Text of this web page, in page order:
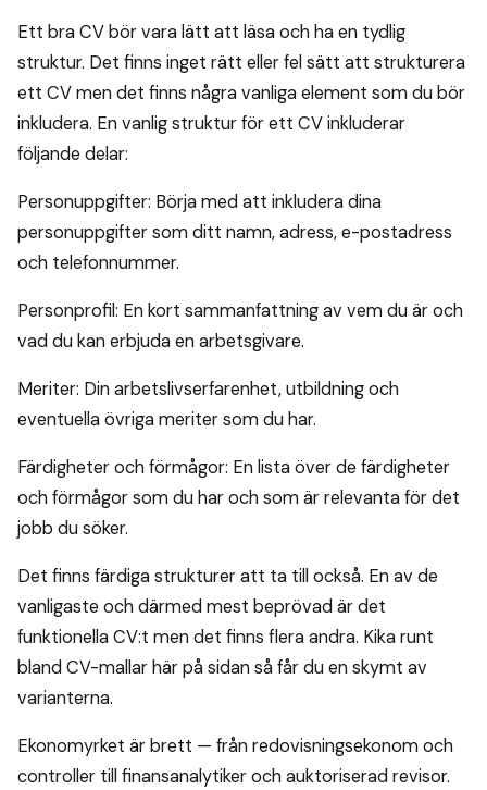
Ett bra CV bör vara lätt att läsa och ha en tydlig
struktur. Det finns inget rätt eller fel sätt att strukturera
ett CV men det finns några vanliga element som du bör
inkludera. En vanlig struktur för ett CV inkluderar
följande delar:
Personuppgifter: Börja med att inkludera dina
personuppgifter som ditt namn, adress, e-postadress
och telefonnummer.
Personprofil: En kort sammanfattning av vem du är och
vad du kan erbjuda en arbetsgivare.
Meriter: Din arbetslivserfarenhet, utbildning och
eventuella övriga meriter som du har.
Färdigheter och förmågor: En lista över de färdigheter
och förmågor som du har och som är relevanta för det
jobb du söker.
Det finns färdiga strukturer att ta till också. En av de
vanligaste och därmed mest beprövad är det
funktionella CV:t men det finns flera andra. Kika runt
bland CV-mallar här på sidan så får du en skymt av
varianterna.
Ekonomyrket är brett — från redovisningsekonom och
controller till finansanalytiker och auktoriserad revisor.